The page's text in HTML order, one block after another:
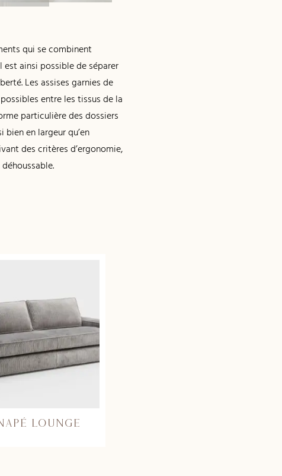
qui se combinent
est ainsi possible de séparer
Les assises garnies de
entre les tissus de la
particulière des dossiers
en largeur qu’en
des critères d’ergonomie,
LOUNGE